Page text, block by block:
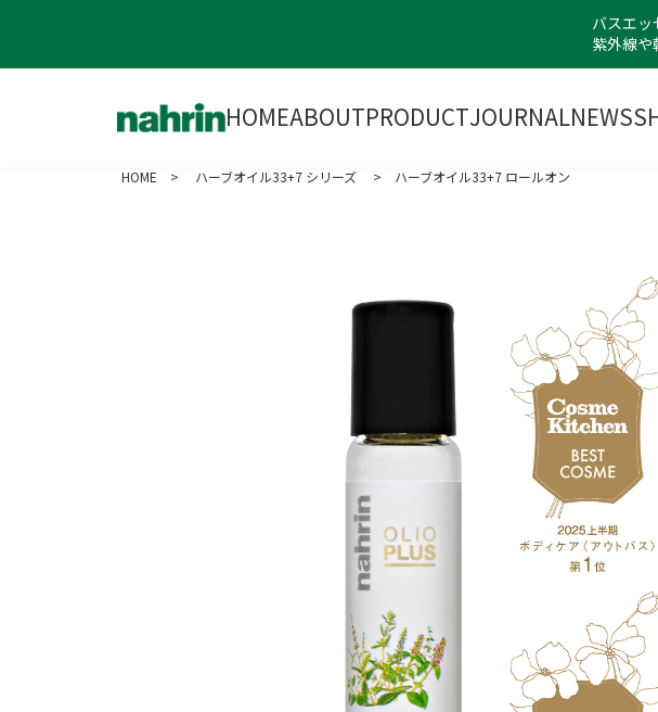
バスエッ
紫外線や
HOMEABOUTPRODUCTJOURNALNEWS
HOME > ハーブオイル33+7 シリーズ > ハーブオイル33+7 ロールオン